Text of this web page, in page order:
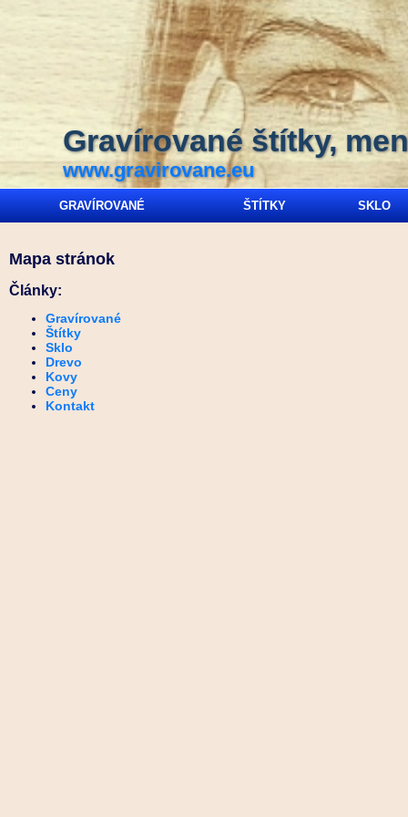
Gravírované štítky,
www.gravirovane.eu
GRAVÍROVANÉ ŠTÍTKY SKLO
Mapa stránok
Články:
Gravírované
Štítky
Sklo
Drevo
Kovy
Ceny
Kontakt